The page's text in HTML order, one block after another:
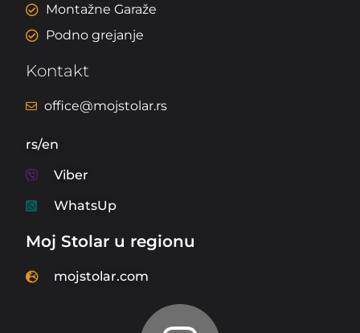
Montažne Garaže
Podno grejanje
Kontakt
office@mojstolar.rs
rs/en
Viber
WhatsUp
Moj Stolar u regionu
mojstolar.com